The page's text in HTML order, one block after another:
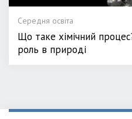
Середня освіта
Що таке хімічний
роль в природі